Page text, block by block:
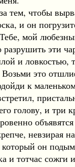
тем, чтобы
и он
мой
разрушить эти
и ловкостью,
это
к
голову, и три
невзирая
он
и тотчас сожги